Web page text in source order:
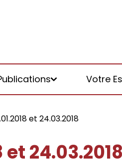
Votre
et 24.03.2018
24.03.2018